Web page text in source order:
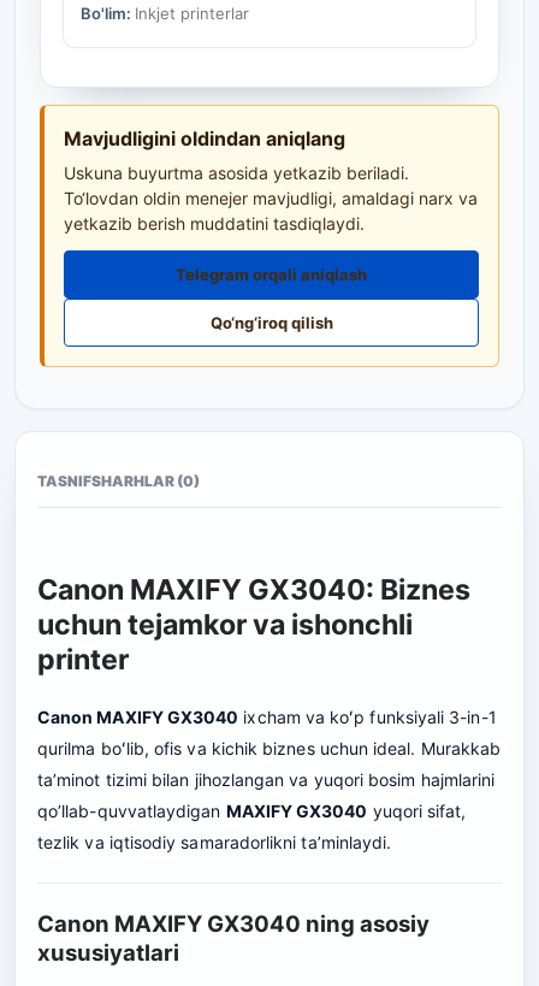
Bo'lim: Inkjet printerlar
Mavjudligini oldindan aniqlang
Uskuna buyurtma asosida yetkazib beriladi.
To‘lovdan oldin menejer mavjudligi, amaldagi narx va
yetkazib berish muddatini tasdiqlaydi.
Telegram orqali aniqlash
Qo‘ng‘iroq qilish
TASNIFSHARHLAR (0)
Canon MAXIFY GX3040: Biznes
uchun tejamkor va ishonchli
printer
Canon MAXIFY GX3040 ixcham va koʻp funksiyali 3-in-1
qurilma boʻlib, ofis va kichik biznes uchun ideal. Murakkab
ta’minot tizimi bilan jihozlangan va yuqori bosim hajmlarini
qo’llab-quvvatlaydigan MAXIFY GX3040 yuqori sifat,
tezlik va iqtisodiy samaradorlikni ta’minlaydi.
Canon MAXIFY GX3040 ning asosiy
xususiyatlari